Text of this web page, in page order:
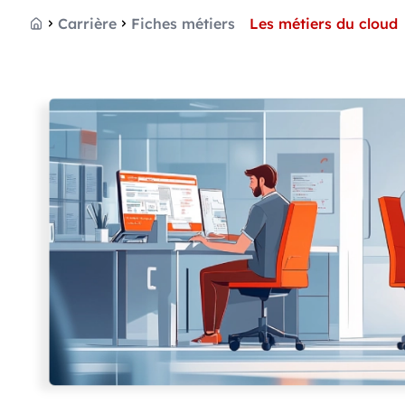
AccueilCarrière Fiches métiers Les métiers du cloud